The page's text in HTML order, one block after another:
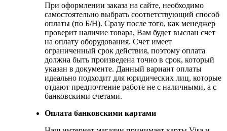
При оформлении заказа на сайте, необходимо
самостоятельно выбрать соответствующий способ
оплаты (по Б/Н). Сразу после того, как менеджер
проверит наличие товара, Вам будет выслан счет
на оплату оборудования. Счет имеет
ограниченный срок действия, поэтому оплата
должна быть произведена точно в срок, который
указан в документе. Данный вариант оплаты
идеально подходит для юридических лиц, которые
отдают предпочтение работе не с наличными, а с
банковскими счетами.
Оплата банковскими картами